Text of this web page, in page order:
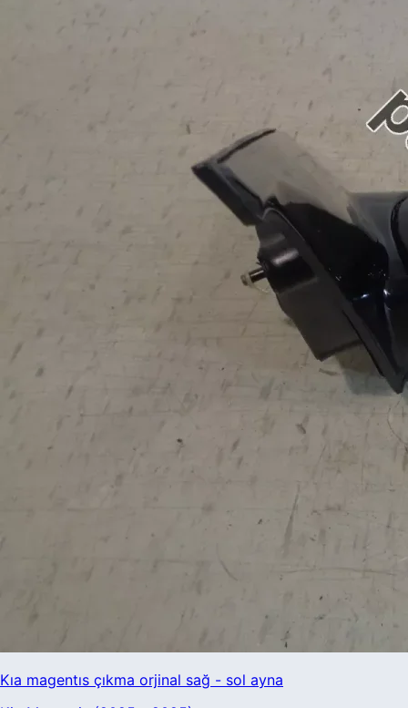
Kıa magentıs çıkma orjinal sağ - sol ayna